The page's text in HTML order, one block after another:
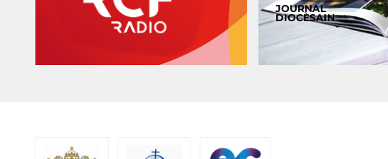
JOURNAL
DIOCÈSAIN